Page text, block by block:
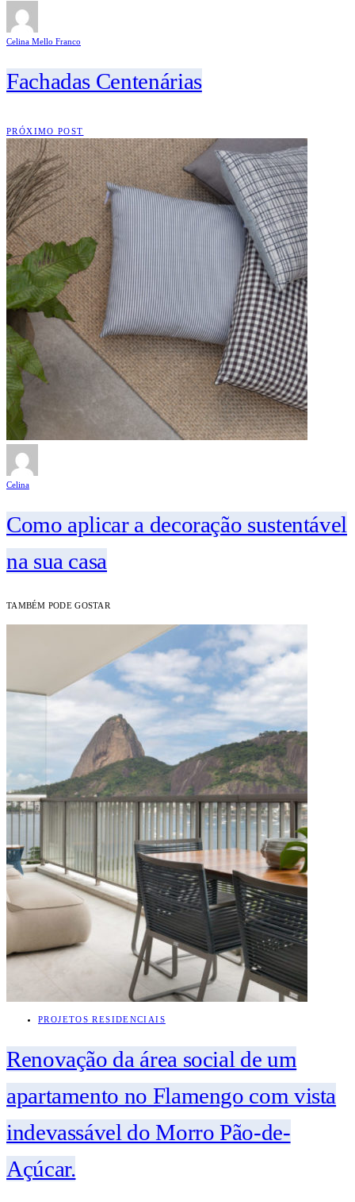
Celina Mello Franco
Fachadas Centenárias
PRÓXIMO POST
Celina
Como aplicar a decoração sustentável
na sua casa
TAMBÉM PODE GOSTAR
PROJETOS RESIDENCIAIS
Renovação da área social de um
apartamento no Flamengo com vista
indevassável do Morro Pão-de-
Açúcar.